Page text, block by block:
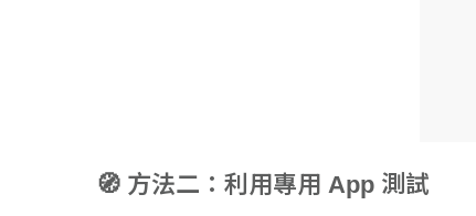
🧭 方法二：利用專用 App 測試